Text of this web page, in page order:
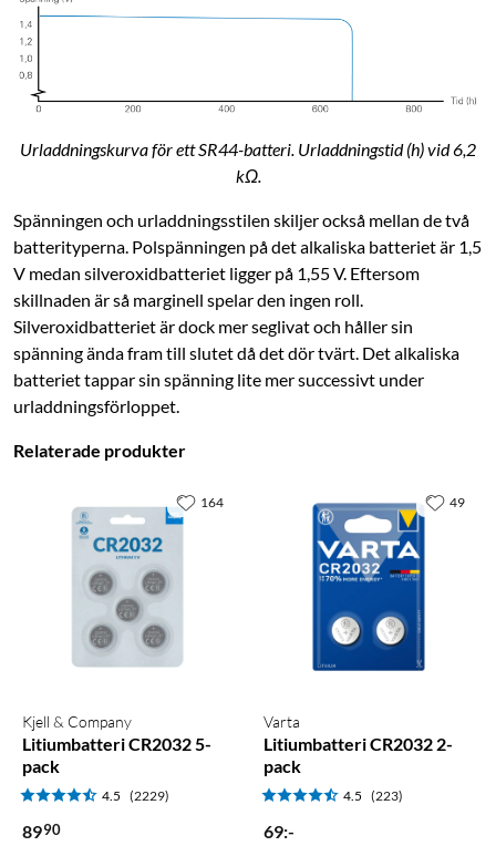
Urladdningskurva för ett SR44-batteri. Urladdningstid (h) vid 6,2
kΩ.
Spänningen och urladdningsstilen skiljer också mellan de två
batterityperna. Pol­spänningen på det alkaliska batteriet är 1,5
V medan silveroxidbatteriet ligger på 1,55 V. Eftersom
skillnaden är så marginell spelar den ingen roll.
Silveroxidbatteriet är dock mer seglivat och håller sin
spänning ända fram till slutet då det dör tvärt. Det alkaliska
batteriet tappar sin spänning lite mer successivt under
urladdningsförloppet.
Relaterade produkter
Kjell & Company
Litiumbatteri CR2032 5-
pack
4.5 (2229)
8990
164
Varta
Litiumbatteri CR2032 2-
pack
4.5 (223)
69:-
49